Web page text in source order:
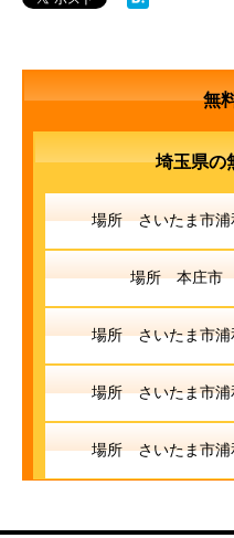
無
埼玉県の
場所 さいたま市浦
場所 本庄市
場所 さいたま市浦
場所 さいたま市浦
場所 さいたま市浦